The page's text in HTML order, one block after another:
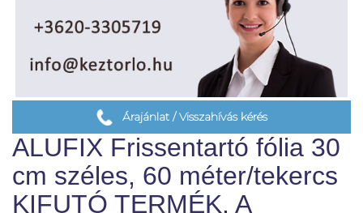
Árajánlat / Visszahívás kérés
ALUFIX Frissentartó fólia 30
cm széles, 60 méter/tekercs
KIFUTÓ TERMÉK, A